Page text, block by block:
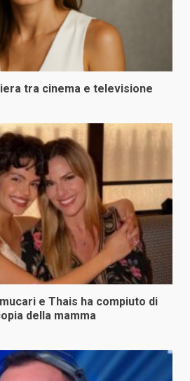
tra cinema e televisione
e Thais ha compiuto di
della mamma